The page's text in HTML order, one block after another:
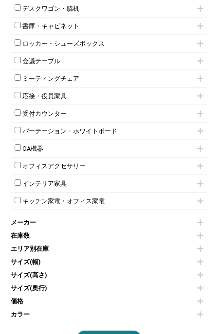
役員チェア
高級チェア（多機能チェア）
オフィスチェアその他
フリーアドレスデスク（ベンチデスク）
昇降デスク
オフィスデスクその他
両袖机
デスクワゴン・脇机
インワゴン2段
インワゴン3段
脇机
ワゴンその他
書庫・キャビネット
ハイキャビネット
ローキャビネット
両開きキャビネット
スチールキャビネット
上下連結キャビネット
軽量ラック（スチールラック）
収納家具その他
両開書庫
ラテラル書庫
ロッカー・シューズボックス
1人用ロッカー
2人用ロッカー
3人用ロッカー
4人用ロッカー
5人用ロッカー
8人用ロッカー
多人数ロッカー
ダイヤル錠ロッカー
ダイヤル錠ロッカー
ワードローブ・クローゼット
会議テーブル
スタッキングテーブル
ネスティングテーブル
幕板付テーブル
カウンターテーブル
T字脚テーブル
会議テーブルW1200～
会議テーブルW1800～
平行スタックテーブル
会議テーブルその他
ミーティングチェア
キャスター付きミーティングチェア
スタッキングミーティングチェア
テーブル付きミーティングチェア
ネスティングミーティングチェア
折りたたみミーティングチェア
ハイチェア
ミーティングチェアその他
応接・役員家具
応接セット
応接ソファ
応接チェア
応接テーブル
応接・役員家具その他
受付カウンター
ローカウンター
ラウンジカウンター
受付カウンターその他
パーテーション・ホワイトボード
パーテーション
自立タイプパーテーション
パーテーションその他
脚付ホワイトボード
壁掛けホワイトボード
ホワイトボードその他
OA機器
電話機（ビジネスフォン）
シュレッダー
プロジェクター
スクリーン
その他OA機器
オフィスアクセサリー
チェア用台車
演台・講演台・演説台
防音パネル
個室ブース
コートハンガー・ポールハンガー
傘立て
食器棚・キッチンキャビネット
カタログスタンド
オフィスアクセサリーその他
インテリア家具
モールドチェア
ダイニングチェア
カウンターテーブル
センターテーブル・サイドテーブル
ベンチ・スツール
ソファ
シェルフ
ダストボックス（ゴミ箱）
インテリア家具その他
キッチン家電・オフィス家電
冷蔵庫・洗濯機
空気清浄機・加湿器
液晶テレビ・モニター類
エアコン
掃除機
季節家電
メーカー
在庫数
エリア別在庫
サイズ(幅)
サイズ(高さ)
サイズ(奥行)
価格
カラー